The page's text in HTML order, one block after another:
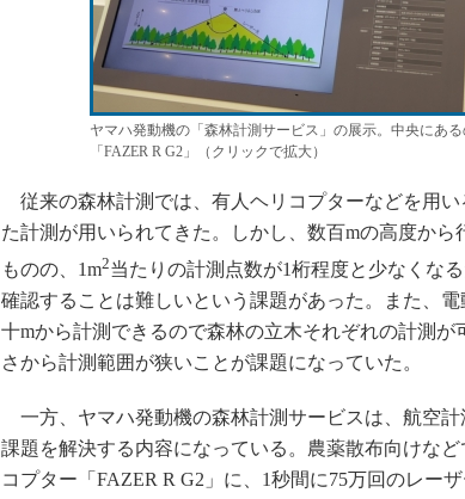
ヤマハ発動機の「森林計測サービス」の展示。中央にあ
「FAZER R G2」（クリックで拡大）
従来の森林計測では、有人ヘリコプターなどを用
た計測が用いられてきた。しかし、数百mの高度か
ものの、1m2当たりの計測点数が1桁程度と少なくな
確認することは難しいという課題があった。また、
十mから計測できるので森林の立木それぞれの計測
さから計測範囲が狭いことが課題になっていた。
一方、ヤマハ発動機の森林計測サービスは、航空
課題を解決する内容になっている。農薬散布向けな
コプター「FAZER R G2」に、1秒間に75万回のレー